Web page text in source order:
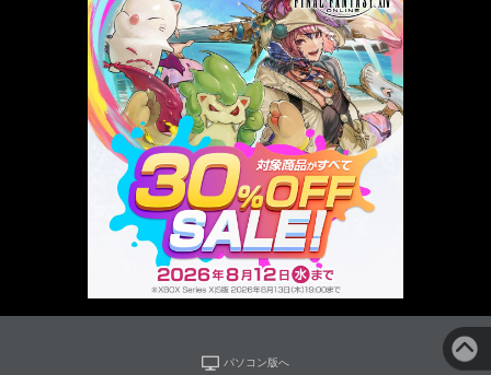
パソコン版へ